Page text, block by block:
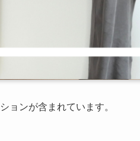
ョンが含まれています。